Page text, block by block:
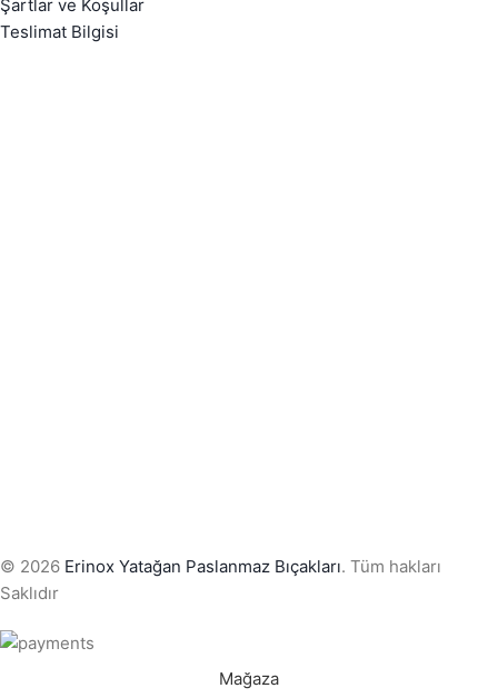
Şartlar ve Koşullar
Teslimat Bilgisi
© 2026 Erinox Yatağan Paslanmaz Bıçakları. Tüm hakları
Saklıdır
Mağaza